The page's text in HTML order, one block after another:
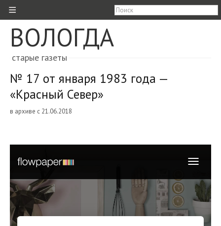
≡
ВОЛОГДА
старые газеты
№ 17 от января 1983 года —
«Красный Север»
в архиве с 21.06.2018